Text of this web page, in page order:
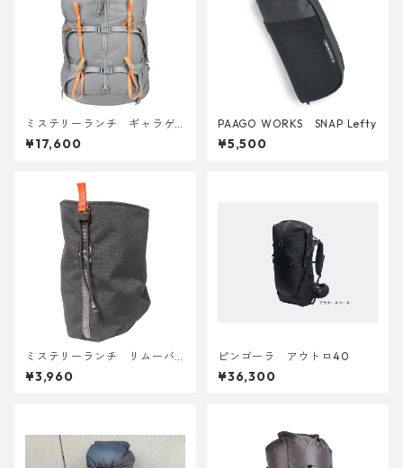
ミステリーランチ ギャラゲ
ーター20
¥17,600
PAAGO WORKS SNAP Lefty
¥5,500
ミステリーランチ リムーバ
ブルウォーターボトルポケッ
ト
¥3,960
ピンゴーラ アウトロ40
¥36,300